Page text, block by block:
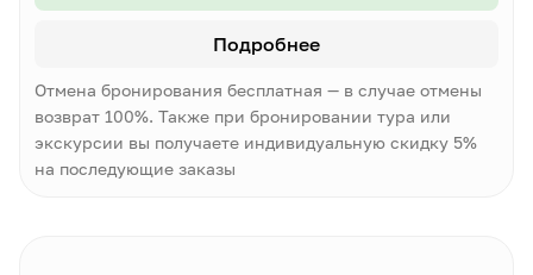
Подробнее
Отмена бронирования бесплатная — в случае отмены
возврат 100%. Также при бронировании тура или
экскурсии вы получаете индивидуальную скидку 5%
на последующие заказы